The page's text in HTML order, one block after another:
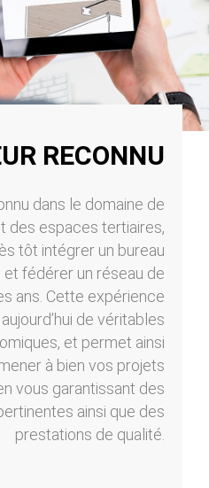
RECONNU
dans le domaine de
des espaces tertiaires,
tôt intégrer un bureau
et fédérer un réseau de
ans. Cette expérience
de véritables
et permet ainsi
à bien vos projets
vous garantissant des
ainsi que des
prestations de qualité.